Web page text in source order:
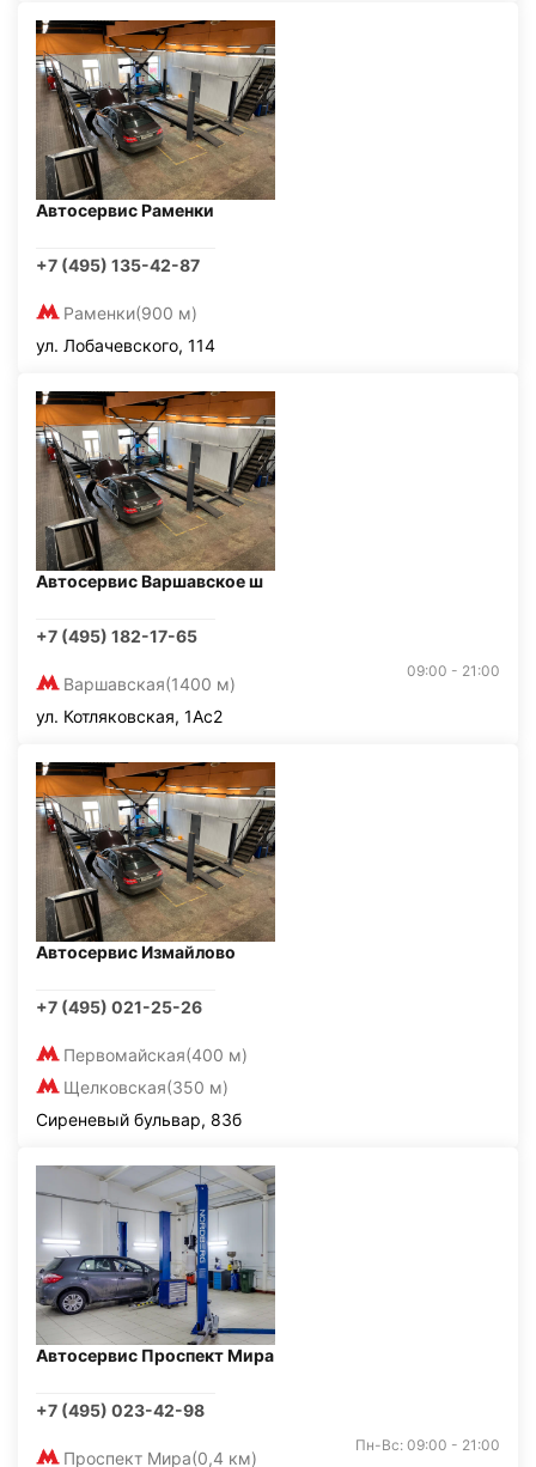
Автосервис Раменки
+7 (495) 135-42-87
Раменки(900 м)
ул. Лобачевского, 114
Автосервис Варшавское ш
+7 (495) 182-17-65
Варшавская(1400 м)
09:00 - 21:00
ул. Котляковская, 1Ас2
Автосервис Измайлово
+7 (495) 021-25-26
Первомайская(400 м)
Щелковская(350 м)
Сиреневый бульвар, 83б
Автосервис Проспект Мира
+7 (495) 023-42-98
Проспект Мира(0,4 км)
Пн-Вс: 09:00 - 21:00